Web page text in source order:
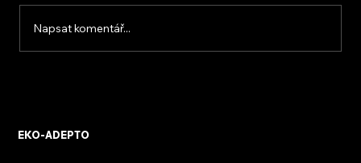
Napsat komentář...
EKO-ADEPTO